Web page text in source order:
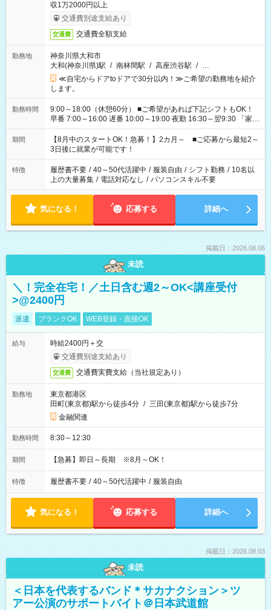
収1万2000円以上
交通費別途支給あり
交通費 交通費全額支給
勤務地
神奈川県大和市
大和(神奈川県)駅 / 南林間駅 / 高座渋谷駅 / …
≪自宅からドアtoドアで30分以内！≫ご希望の勤務地を紹介
します。
勤務時間
9:00～18:00（休憩60分） ■ご希望があれば下記シフトもOK！
早番 7:00～16:00 遅番 10:00～19:00 夜勤 16:30～翌9:30 「家族
と休みを合わせたい」 「余裕を持って夕飯の準備がしたい」
「できれば残業はしたくない」 など、ご希望を教えてください
ね。 ※Wワーク希望の方へ 今ご覧のお仕事で希望する勤務時間
と、もう1つのお仕事の勤務時間。 合計で週40時間を超える場
合は応募できません。
期間
【8月中のスタートOK！急募！】2カ月～ ■ご応募から最短2～
3日後に就業が可能です！
特徴 履歴書不要 / 40～50代活躍中 / 服装自由 / シフト勤務 / 10名以
上の大量募集 / 電話対応なし / パソコンスキル不要
気になる！ 応募する 詳細へ
掲載日：2026.08.06
未読
＼！完全在宅！／土日含む週2～OK<講座受付
>@2400円
派遣 ブランクOK WEB登録・面接OK
給与
時給2400円＋交
交通費別途支給あり
交通費 交通費実費支給（当社規定あり）
勤務地
東京都港区
田町(東京都)駅から徒歩4分 / 三田(東京都)駅から徒歩7分
金融関連
勤務時間 8:30～12:30
期間 【急募】即日～長期 ※8月～OK！
特徴 履歴書不要 / 40～50代活躍中 / 服装自由
気になる！ 応募する 詳細へ
掲載日：2026.08.03
未読
＜日本を代表するバンド＊サカナクション＞ツ
アー公演のサポートバイト＠日本武道館